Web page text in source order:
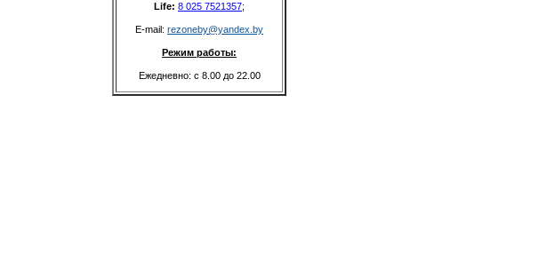
Life: 8 025 7521357;
E-mail: rezoneby@yandex.by
Режим работы:
Ежедневно: с 8.00 до 22.00